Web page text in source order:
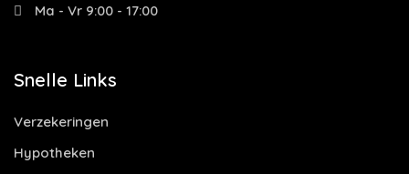
Ma - Vr 9:00 - 17:00
Snelle Links
Verzekeringen
Hypotheken